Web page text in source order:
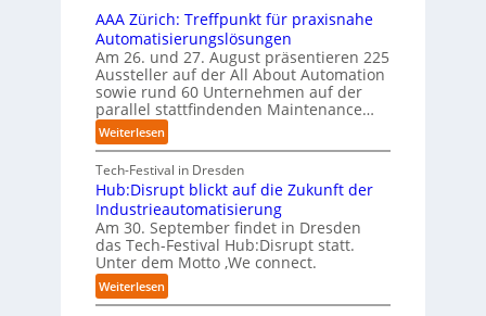
l
d
u
n
g
s
t
e
l
l
e
n
b
r
u
n
g
a
n
“
t
e
t
B
i
e
t
e
r
v
e
r
f
a
h
r
e
t
S
t
e
f
a
n
S
h
w
a
b
z
u
m
C
t
e
r
n
e
h
m
e
n
w
o
e
n
R
AAA Zürich: Treffpunkt für praxisnahe
Automatisierungslösungen
Am 26. und 27. August präsentieren 225
Aussteller auf der All About Automation
sowie rund 60 Unternehmen auf der
parallel stattfindenden Maintenance…
Weiterlesen:
A
A
A
Z
ü
r
i
c
h
Tech-Festival in Dresden
Hub:Disrupt blickt auf die Zukunft der
Industrieautomatisierung
Am 30. September findet in Dresden
das Tech-Festival Hub:Disrupt statt.
Unter dem Motto ‚We connect.
Weiterlesen:
H